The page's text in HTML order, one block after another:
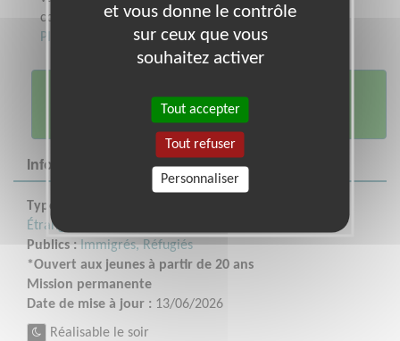
collectivement.
Plus sur cette association
Je me porte
volontaire
Informations clés
Type de mission :
Étrangère
Publics :Immigrés, Réfugiés
*Ouvert aux jeunes à partir de 20 ans
Mission permanente
Date de mise à jour : 13/06/2026
Réalisable le soir
et vous donne le contrôle
sur ceux que vous
souhaitez activer
Tout accepter
Tout refuser
Personnaliser